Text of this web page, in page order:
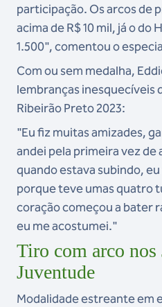
participação. Os arcos de
acima de R$ 10 mil, já o do
1.500", comentou o
Com ou sem medalha,
lembranças inesquecíveis
Ribeirão Preto 2023:
"Eu fiz muitas amizades,
andei pela primeira vez de
quando estava subindo,
porque teve umas quatro
coração começou a bater
eu me acostumei."
Tiro com arco nos
Juventude
Modalidade estreante em